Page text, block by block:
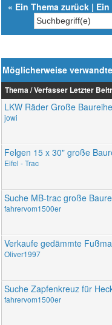
« Ein Thema zurück |
Möglicherweise
Thema / Verfasser Letzter
LKW Räder Große Baureihe
jowi
Felgen 15 x 30" große
Eifel - Trac
Suche MB-trac große
fahrervom1500er
Verkaufe gedämmte
Oliver1997
Suche Zapfenkreuz für
fahrervom1500er